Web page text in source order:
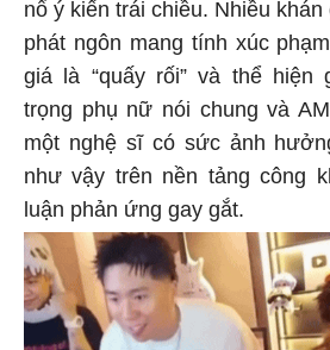
nổ ý kiến trái chiều. Nhiều
phát ngôn mang tính xúc
giá là “quấy rối” và thể hiện
trọng phụ nữ nói chung và
một nghệ sĩ có sức ảnh
như vậy trên nền tảng công
luận phản ứng gay gắt.